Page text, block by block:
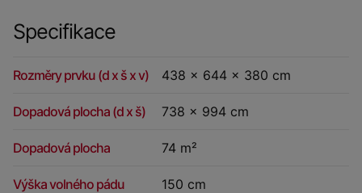
Specifikace
Rozměry prvku (d x š x v) 438 x 644 x 380 cm
Dopadová plocha (d x š) 738 x 994 cm
Dopadová plocha 74 m²
Výška volného pádu 150 cm